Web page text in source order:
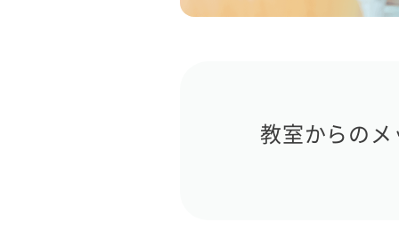
教室からのメ